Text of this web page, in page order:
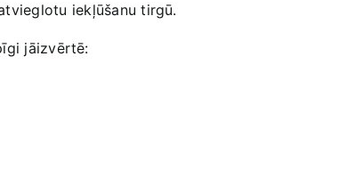
iekļūšanu tirgū.
jāizvērtē: